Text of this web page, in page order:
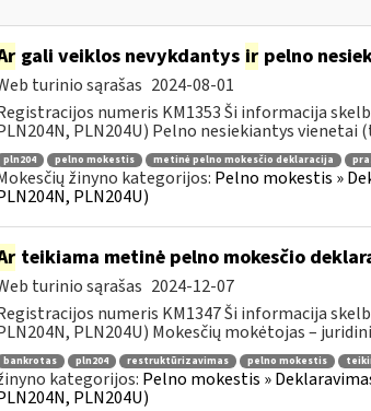
gali veiklos nevykdantys irpelno
turinio sąrašas 2024-08-01
numeris KM1353 Ši informacija
PLN204U) Pelno nesiekiantys vienetai
pln204 pelno mokestis metinė pelno mokesčio deklaracija
žinyno kategorijos: Pelno mokestis »
PLN204U)
teikiama metinė pelno mokesčio
turinio sąrašas 2024-12-07
numeris KM1347 Ši informacija
PLN204U) Mokesčių mokėtojas –
bankrotas pln204 restruktūrizavimas pelno mokestis
kategorijos: Pelno mokestis »
PLN204U)